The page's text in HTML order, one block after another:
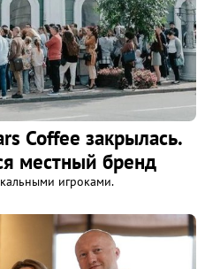
Coffee закрылась.
местный бренд
игроками.